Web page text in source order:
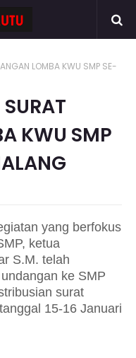
LOMBA KWU SMP SE-
KWU SMP
yang berfokus
ketua
S.M. telah
ke SMP
surat
15-16 Januari